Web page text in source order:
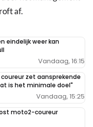
af.
eindelijk weer kan
Vandaag, 16:15
zet aansprekende
is het minimale doel"
Vandaag, 15:25
moto2-coureur